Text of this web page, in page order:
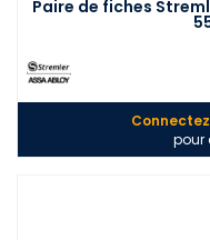
Paire de fiches
pour